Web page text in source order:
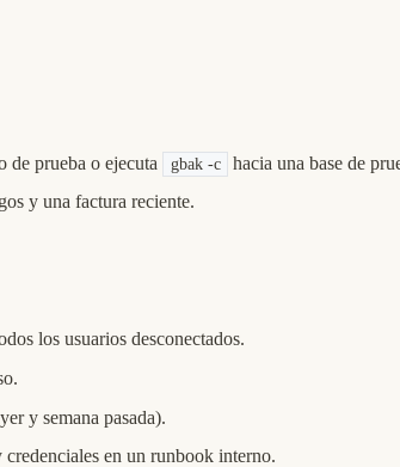
de prueba o ejecuta gbak -c
hacia una base de
y una factura reciente.
los usuarios desconectados.
y semana pasada).
en un runbook interno.